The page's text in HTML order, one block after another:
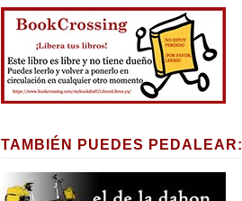
TAMBIÉN PUEDES PEDALEAR: